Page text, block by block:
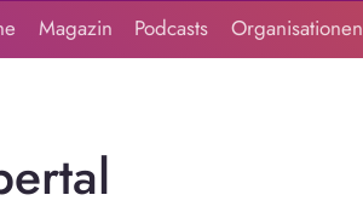
Magazin Podcasts Organisationen